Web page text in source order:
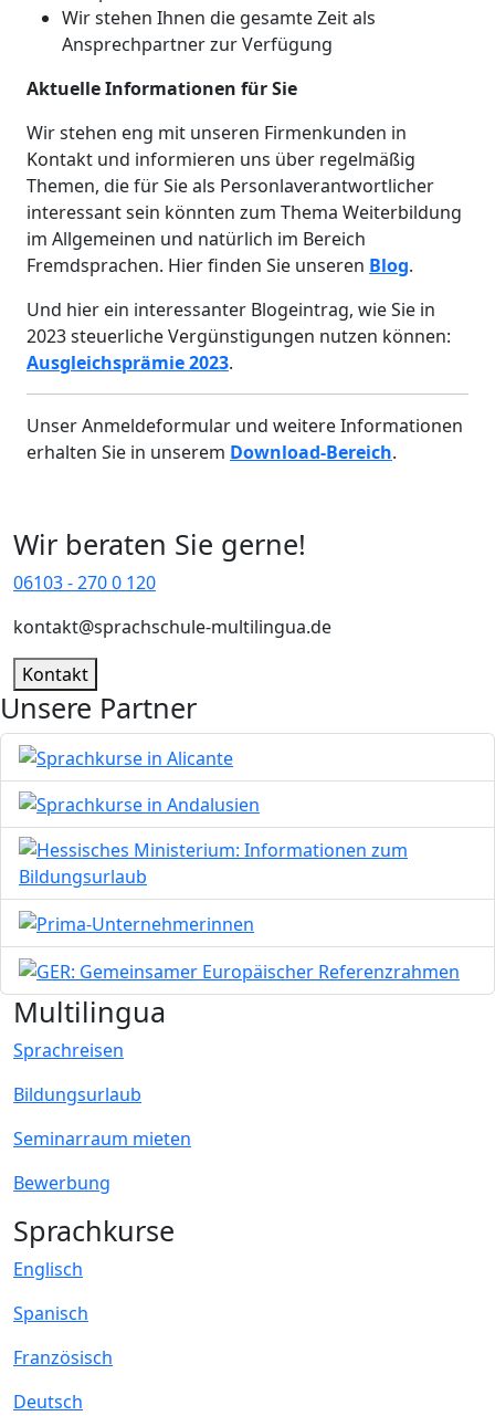
Wir stehen Ihnen die gesamte Zeit als
Ansprechpartner zur Verfügung
Aktuelle Informationen für Sie
Wir stehen eng mit unseren Firmenkunden in
Kontakt und informieren uns über regelmäßig
Themen, die für Sie als Personlaverantwortlicher
interessant sein könnten zum Thema Weiterbildung
im Allgemeinen und natürlich im Bereich
Fremdsprachen. Hier finden Sie unseren Blog.
Und hier ein interessanter Blogeintrag, wie Sie in
2023 steuerliche Vergünstigungen nutzen können:
Ausgleichsprämie 2023.
Unser Anmeldeformular und weitere Informationen
erhalten Sie in unserem Download-Bereich.
Wir beraten Sie gerne!
06103 - 270 0 120
kontakt@sprachschule-multilingua.de
Kontakt
Unsere Partner
Bild
Bild
Bild
Bild
Bild
Multilingua
Sprachreisen
Bildungsurlaub
Seminarraum mieten
Bewerbung
Sprachkurse
Englisch
Spanisch
Französisch
Deutsch